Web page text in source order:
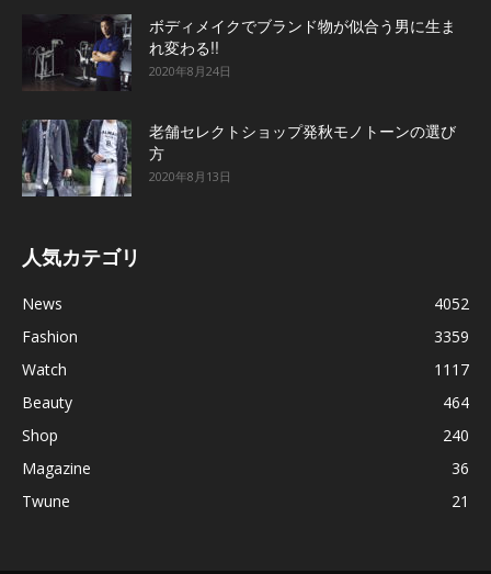
ボディメイクでブランド物が似合う男に生ま
れ変わる!!
2020年8月24日
老舗セレクトショップ発秋モノトーンの選び
方
2020年8月13日
人気カテゴリ
News
4052
Fashion
3359
Watch
1117
Beauty
464
Shop
240
Magazine
36
Twune
21